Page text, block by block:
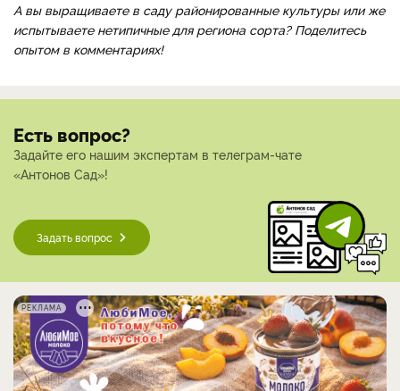
А вы выращиваете в саду районированные культуры или же
испытываете нетипичные для региона сорта? Поделитесь
опытом в комментариях!
Есть вопрос?
Задайте его нашим экспертам в телеграм-чате
«Антонов Сад»!
Задать вопрос
РЕКЛАМА